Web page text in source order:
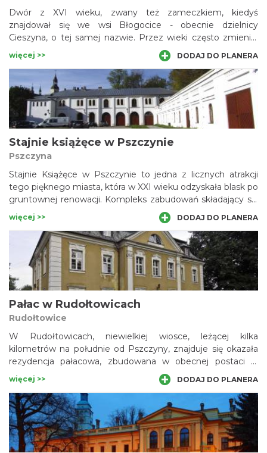
Dwór z XVI wieku, zwany też zameczkiem, kiedyś
znajdował się we wsi Błogocice - obecnie dzielnicy
Cieszyna, o tej samej nazwie. Przez wieki często zmieniał
właścicieli, należał do wielu szlacheckich rodzin, m.in.
Sobków, Marklowskich, Lechnitich, Spensów, a także do
cieszyńskich książąt z dynastii habsburskiej. Historia
zabudowań na terenie obecnego dworu sięga XV wieku.
Swój dzisiejszy wygląd uzyskał w XVI stuleciu.
więcej >> DODAJ DO PLANERA
Stajnie książęce w Pszczynie
Pszczyna
Stajnie Książęce w Pszczynie to jedna z licznych atrakcji
tego pięknego miasta, która w XXI wieku odzyskała blask po
gruntownej renowacji. Kompleks zabudowań składający się
z właściwej stajni, powozowni, garaży oraz ujeżdżalni,
znajduje się nieco na północny wschód od pałacu. Obiekty
te wzniesiono (w większości) w drugiej połowie XIX wieku, w
stylach historyzujących. Niestety, gmach ujeżdżalni
„zmodernizowano” w czasach PRL, podczas adaptacji na
halę sportową.
więcej >> DODAJ DO PLANERA
Pałac w Rudołtowicach
Rudołtowice
W Rudołtowicach, niewielkiej wiosce, leżącej kilka
kilometrów na południe od Pszczyny, znajduje się okazała
rezydencja pałacowa, zbudowana w obecnej postaci w
połowie XVIII wieku, przez hrabiego Józefa Zborowskiego.
Pałac jest późnobarokowy, wzniesiony na planie prostokąta,
jednopiętrowy, przykryty dachem mansardowym z
lukarnami. Obecnie mieści się w nim Specjalny Ośrodek
Edukacyjno-Leczniczo-Rehabilitacyjny dla Dzieci
Niewidomych i Niedowidzących.
więcej >> DODAJ DO PLANERA